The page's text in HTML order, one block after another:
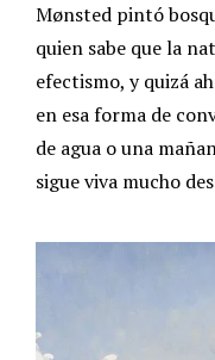
Mønsted pintó
quien sabe que la
efectismo, y quizá
en esa forma de
de agua o una
sigue viva mucho